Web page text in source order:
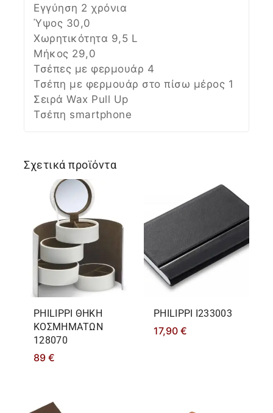
Εγγύηση 2 χρόνια
Ύψος 30,0
Χωρητικότητα 9,5 L
Μήκος 29,0
Τσέπες με φερμουάρ 4
Τσέπη με φερμουάρ στο πίσω μέρος 1
Σειρά Wax Pull Up
Τσέπη smartphone
Σχετικά προϊόντα
PHILIPPΙ ΘΗΚΗ
ΚΟΣΜΗΜΑΤΩΝ
128070
89 €
PHILIPPΙ I233003
17,90 €